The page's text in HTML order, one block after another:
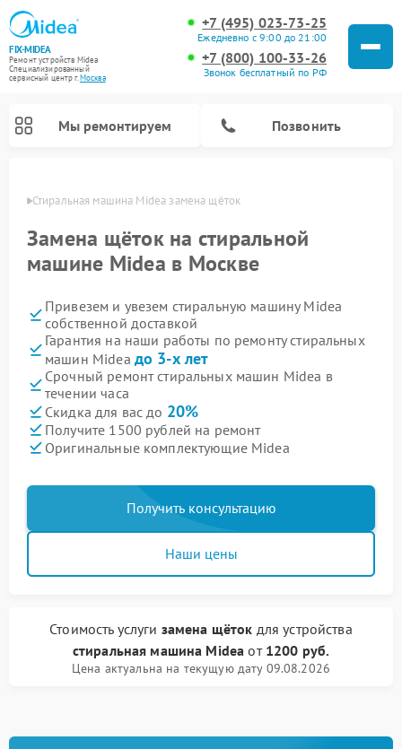
FIX-MIDEA
Ремонт устройств Midea
Специализированный
cервисный центр г.Москва
+7 (495) 023-73-25
Ежедневно с 9:00 до 21:00
+7 (800) 100-33-26
Звонок бесплатный по РФ
Мы ремонтируем Позвонить
Стиральная машина Midea замена щёток
Замена щёток на стиральной
машине Midea в Москве
Привезем и увезем стиральную машину Midea
собственной доставкой
Гарантия на наши работы по ремонту стиральных
машин Midea до 3-х лет
Срочный ремонт стиральных машин Midea в
течении часа
Скидка для вас до 20%
Получите 1500 рублей на ремонт
Оригинальные комплектующие Midea
Получить консультацию
Наши цены
Стоимость услуги замена щёток для устройства
стиральная машина Midea от 1200 руб.
Цена актуальна на текущую дату 09.08.2026